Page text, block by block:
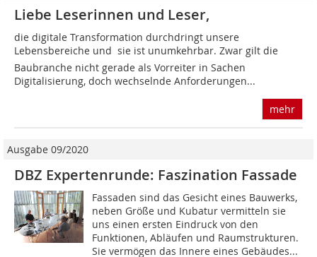
Liebe Leserinnen und Leser,
die digitale Transformation durchdringt unsere
Lebensbereiche und  sie ist unumkehrbar. Zwar gilt die
Baubranche nicht gerade als Vorreiter in Sachen
Digitalisierung, doch wechselnde Anforderungen...
mehr
Ausgabe 09/2020
DBZ Expertenrunde: Faszination Fassade
Fassaden sind das Gesicht eines Bauwerks,
neben Größe und Kubatur vermitteln sie
uns einen ersten Eindruck von den
Funktionen, Abläufen und Raumstrukturen.
Sie vermögen das Innere eines Gebäudes...